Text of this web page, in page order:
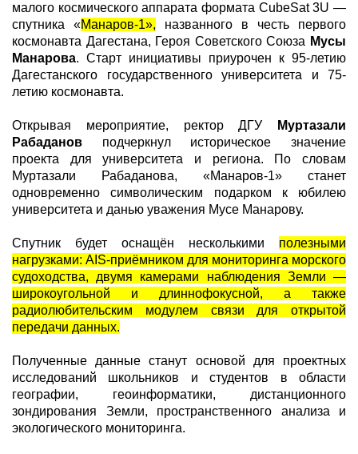
малого космического аппарата формата CubeSat 3U —
спутника «Манаров-1», названного в честь первого
космонавта Дагестана, Героя Советского Союза Мусы
Манарова. Старт инициативы приурочен к 95-летию
Дагестанского государственного университета и 75-
летию космонавта.
Открывая мероприятие, ректор ДГУ
Муртазали
Рабаданов подчеркнул историческое значение
проекта для университета и региона. По словам
Муртазали Рабаданова, «Манаров-1» станет
одновременно символическим подарком к юбилею
университета и данью уважения Мусе Манарову.
Спутник будет оснащён несколькими полезными
нагрузками: AIS-приёмником для мониторинга морского
судоходства, двумя камерами наблюдения Земли —
широкоугольной и длиннофокусной, а также
радиолюбительским модулем связи для открытой
передачи данных.
Полученные данные станут основой для проектных
исследований школьников и студентов в области
географии, геоинформатики, дистанционного
зондирования Земли, пространственного анализа и
экологического мониторинга.